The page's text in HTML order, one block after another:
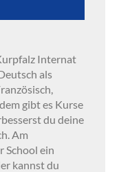
Internat
als
gibt es Kurse
du deine
Am
School ein
kannst du